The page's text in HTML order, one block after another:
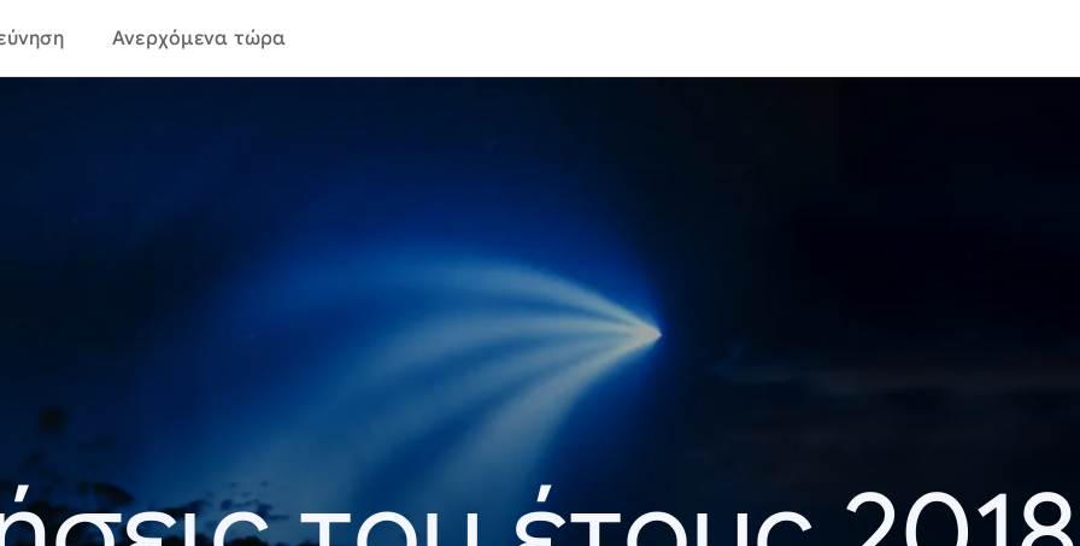
Ανερχόμενα τώρα